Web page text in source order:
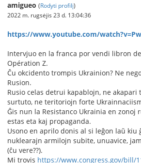
amigueo (Rodyti profilį)
2022 m. rugsėjis 23 d. 13:04:36
https://www.youtube.com/
Intervjuo en la franca por vendi libron
Opération Z.
Ĉu okcidento trompis Ukrainion? Ne
Rusion.
Rusio celas detrui kapablojn, ne akapari
surtuto, ne teritoriojn forte
Ĝis nun la Resistanco Ukrainia en zonoj
estas eta kaj propaganda.
Usono en aprilo donis al si leĝon laŭ kiu
nuklearajn armilojn subite, unuavice,
(ĉu vere??).
Mi trovis https://www.congress.gov/bill/